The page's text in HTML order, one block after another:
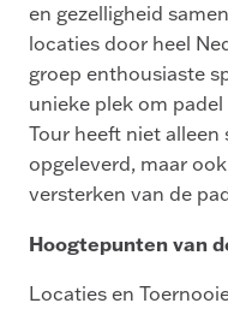
en gezelligheid
locaties door heel
groep enthousiaste
unieke plek om
Tour heeft niet
opgeleverd, maar
versterken van de
Hoogtepunten van
Locaties en